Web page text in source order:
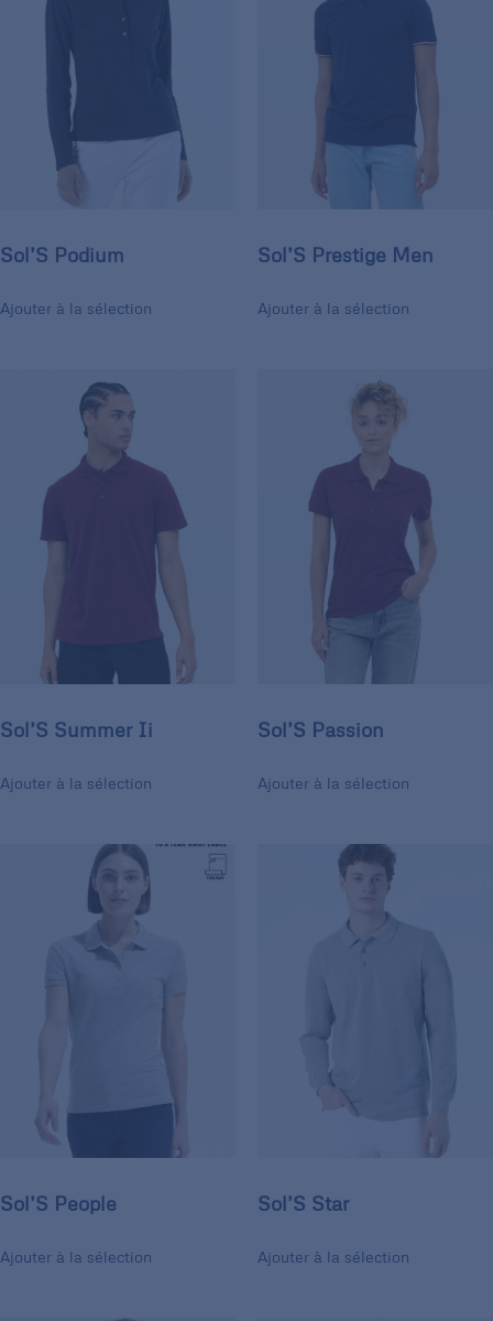
Sol’S Podium
Ajouter à la sélection
Sol’S Prestige Men
Ajouter à la sélection
Sol’S Summer Ii
Ajouter à la sélection
Sol’S Passion
Ajouter à la sélection
Sol’S People
Ajouter à la sélection
Sol’S Star
Ajouter à la sélection